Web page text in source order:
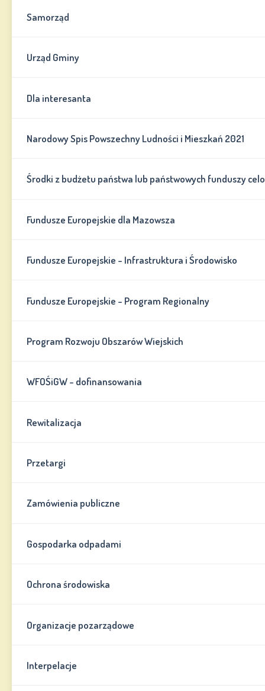
Samorząd
Urząd Gminy
Dla interesanta
Narodowy Spis Powszechny Ludności i Mieszkań 2021
Środki z budżetu państwa lub państwowych funduszy
Fundusze Europejskie dla Mazowsza
Fundusze Europejskie - Infrastruktura i Środowisko
Fundusze Europejskie - Program Regionalny
Program Rozwoju Obszarów Wiejskich
WFOŚiGW - dofinansowania
Rewitalizacja
Przetargi
Zamówienia publiczne
Gospodarka odpadami
Ochrona środowiska
Organizacje pozarządowe
Interpelacje